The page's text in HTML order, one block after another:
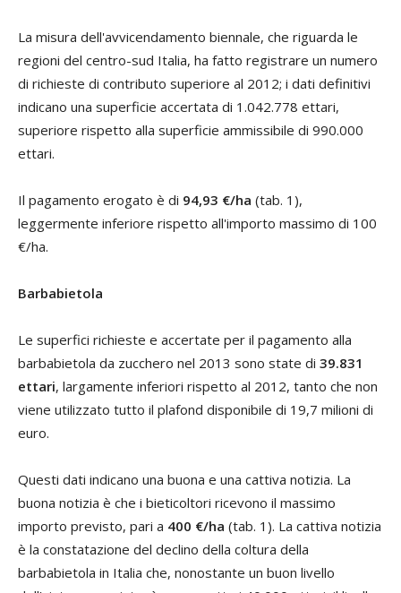
La misura dell'avvicendamento biennale, che riguarda le
regioni del centro-sud Italia, ha fatto registrare un numero
di richieste di contributo superiore al 2012; i dati definitivi
indicano una superficie accertata di 1.042.778 ettari,
superiore rispetto alla superficie ammissibile di 990.000
ettari.
Il pagamento erogato è di 94,93 €/ha (tab. 1),
leggermente inferiore rispetto all'importo massimo di 100
€/ha.
Barbabietola
Le superfici richieste e accertate per il pagamento alla
barbabietola da zucchero nel 2013 sono state di 39.831
ettari, largamente inferiori rispetto al 2012, tanto che non
viene utilizzato tutto il plafond disponibile di 19,7 milioni di
euro.
Questi dati indicano una buona e una cattiva notizia. La
buona notizia è che i bieticoltori ricevono il massimo
importo previsto, pari a 400 €/ha (tab. 1). La cattiva notizia
è la constatazione del declino della coltura della
barbabietola in Italia che, nonostante un buon livello